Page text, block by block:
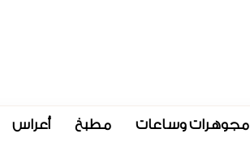
مجوهرات وساعات مطبخ أعراس